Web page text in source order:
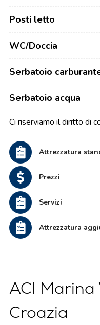
Posti letto
WC/Doccia
Serbatoio
Serbatoio acqua
Ci riserviamo il diritto di
Attrezzatura
Prezzi
Servizi
Attrezzatura
ACI Marina
Croazia